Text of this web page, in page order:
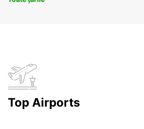
Top Airports